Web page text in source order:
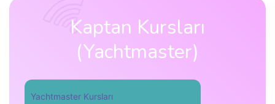
Kaptan Kursları
(Yachtmaster)
Yachtmaster Kursları